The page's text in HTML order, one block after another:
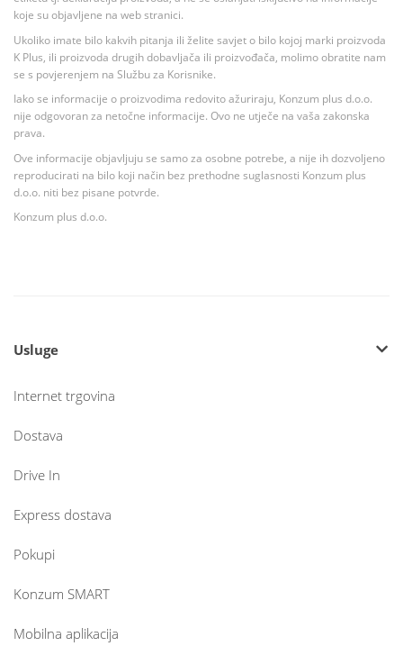
koje su objavljene na web stranici.
Ukoliko imate bilo kakvih pitanja ili želite savjet o bilo kojoj marki proizvoda
K Plus, ili proizvoda drugih dobavljača ili proizvođača, molimo obratite nam
se s povjerenjem na Službu za Korisnike.
Iako se informacije o proizvodima redovito ažuriraju, Konzum plus d.o.o.
nije odgovoran za netočne informacije. Ovo ne utječe na vaša zakonska
prava.
Ove informacije objavljuju se samo za osobne potrebe, a nije ih dozvoljeno
reproducirati na bilo koji način bez prethodne suglasnosti Konzum plus
d.o.o. niti bez pisane potvrde.
Konzum plus d.o.o.
Usluge
Internet trgovina
Dostava
Drive In
Express dostava
Pokupi
Konzum SMART
Mobilna aplikacija